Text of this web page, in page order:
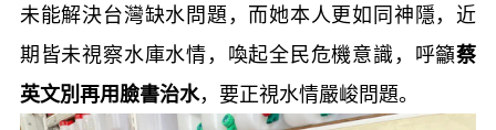
未能解決台灣缺水問題，而她本人更如同神隱，近
期皆未視察水庫水情，喚起全民危機意識，呼籲蔡
英文別再用臉書治水，要正視水情嚴峻問題。